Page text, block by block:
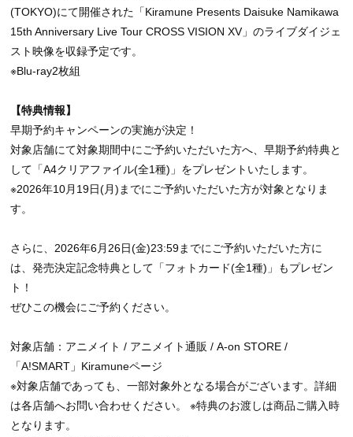
(TOKYO)にて開催された「Kiramune Presents Daisuke Namikawa
15th Anniversary Live Tour CROSS VISION XV」のライブダイジェ
スト映像を収録予定です。
※Blu-ray2枚組
【特典情報】
早期予約キャンペーンの実施が決定！
対象店舗にて対象期間中にご予約いただいた方へ、早期予約特典と
して「A4クリアファイル(全1種)」をプレゼントいたします。
※2026年10月19日(月)までにご予約いただいた方が対象となりま
す。
さらに、2026年6月26日(金)23:59までにご予約いただいた方に
は、発売決定記念特典として「フォトカード(全1種)」もプレゼン
ト！
ぜひこの機会にご予約ください。
対象店舗：アニメイト / アニメイト通販 / A-on STORE /
「A!SMART」Kiramuneページ
※対象店舗であっても、一部対象外となる場合がございます。詳細
は各店舗へお問い合わせください。 ※特典のお渡しは商品ご購入時
となります。